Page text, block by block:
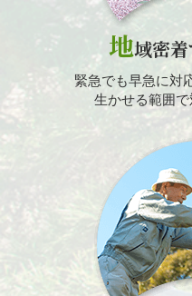
地域密
緊急でも早急に対
生かせる範囲で